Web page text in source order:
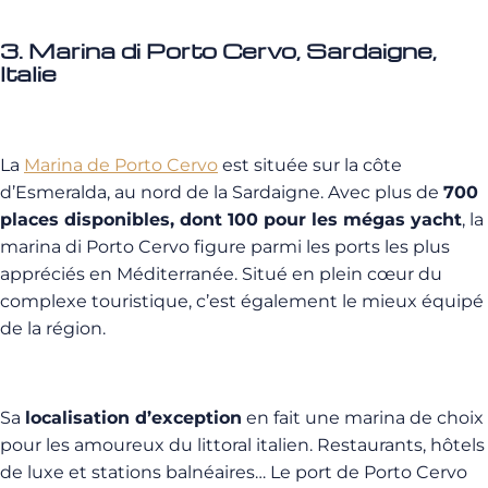
3. Marina di Porto Cervo, Sardaigne,
Italie
La Marina de Porto Cervo est située sur la côte
d’Esmeralda, au nord de la Sardaigne. Avec plus de 700
places disponibles, dont 100 pour les mégas yacht, la
marina di Porto Cervo figure parmi les ports les plus
appréciés en Méditerranée. Situé en plein cœur du
complexe touristique, c’est également le mieux équipé
de la région.
Sa localisation d’exception en fait une marina de choix
pour les amoureux du littoral italien. Restaurants, hôtels
de luxe et stations balnéaires… Le port de Porto Cervo